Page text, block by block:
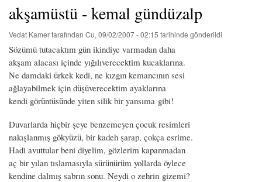
akşamüstü - kemal gündüzalp
Vedat Kamertarafından Cu, 09/02/2007 - 02:15 tarihinde gönderildi
Sözümü tutacaktım gün ikindiye varmadan daha
akşam alacası içinde yığılıverecektim kucaklarına.
Ne damdaki ürkek kedi, ne kızgın kemancının sesi
ağlayabilmek için düşüverecektim ayaklarına
kendi görüntüsünde yiten silik bir yansıma gibi!
Duvarlarda hiçbir şeye benzemeyen çocuk resimleri
nakışlanmış gökyüzü, bir kadeh şarap, çokça esrime.
Hadi avuttular beni diyelim, gözlerim kapanmadan
aç bir yılan tıslamasıyla sürünürüm yollarda öylece
kendine dalmış sabrın sonu. Neydi o zehrin gizemi?